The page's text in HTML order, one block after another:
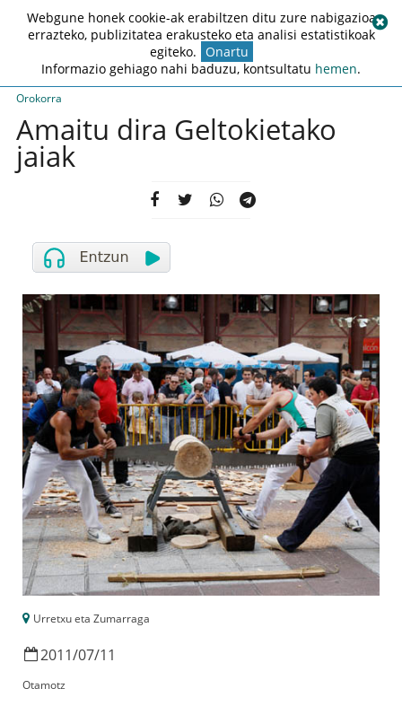
Orokorra
Amaitu dira Geltokietako
jaiak
Urretxu eta Zumarraga
2011/07/11
Otamotz
Webgune honek cookie-ak erabiltzen ditu zure nabigazioa
errazteko, publizitatea erakusteko eta analisi estatistikoak
egiteko. Onartu
Informazio gehiago nahi baduzu, kontsultatu hemen.